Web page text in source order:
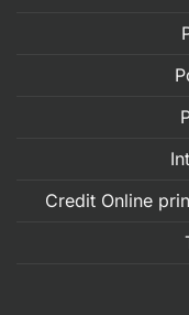
Credit Online